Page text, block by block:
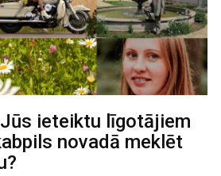
ieteiktu līgotājiem
novadā meklēt